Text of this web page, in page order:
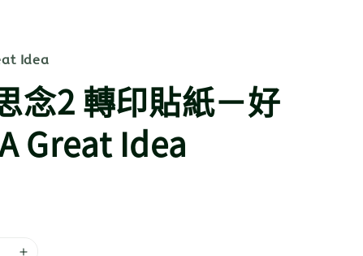
Idea
念2 轉印貼紙－好
Great Idea